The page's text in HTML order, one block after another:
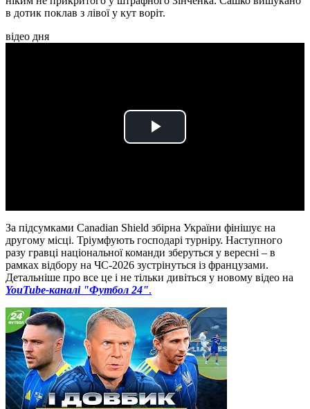
в дотик поклав з лівої у кут воріт.
відео дня
Play
За підсумками Canadian Shield збірна України фінішує на
другому місці. Тріумфують господарі турніру. Наступного
разу гравці національної команди зберуться у вересні – в
рамках відбору на ЧС-2026 зустрінуться із французами.
Детальніше про все це і не тільки дивіться у новому відео на
YouTube-каналі "Футбол 24".